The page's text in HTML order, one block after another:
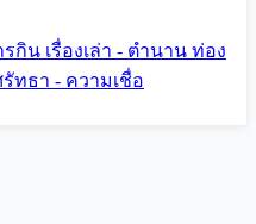
รกิน เรื่องเล่า - ตำนาน ท่อง
ทธา - ความเชื่อ